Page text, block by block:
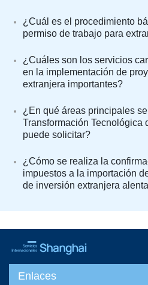
¿Cuál es el procedimiento
permiso de trabajo para
¿Cuáles son los servicios
en la implementación de
extranjera importantes?
¿En qué áreas principales
Transformación Tecnológica
puede solicitar?
¿Cómo se realiza la
impuestos a la importación
de inversión extranjera
Enlaces